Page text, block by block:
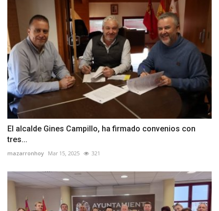
El alcalde Gines Campillo, ha firmado convenios con
tres...
mazarronhoy Mar 15, 2025 321